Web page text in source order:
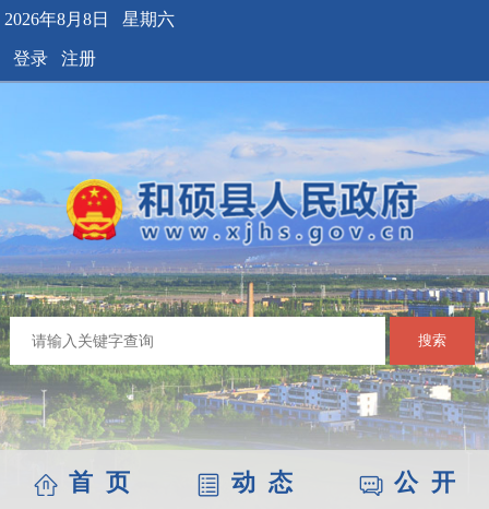
2026年8月8日 星期六
登录 注册
搜索
首 页 动 态
公 开